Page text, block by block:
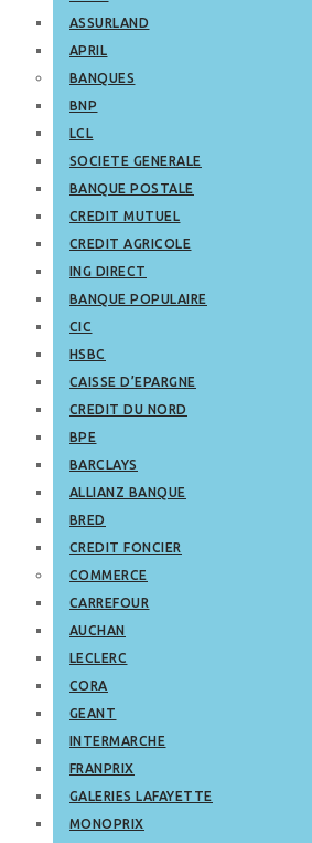
ASSURLAND
APRIL
BANQUES
BNP
LCL
SOCIETE GENERALE
BANQUE POSTALE
CREDIT MUTUEL
CREDIT AGRICOLE
ING DIRECT
BANQUE POPULAIRE
CIC
HSBC
CAISSE D’EPARGNE
CREDIT DU NORD
BPE
BARCLAYS
ALLIANZ BANQUE
BRED
CREDIT FONCIER
COMMERCE
CARREFOUR
AUCHAN
LECLERC
CORA
GEANT
INTERMARCHE
FRANPRIX
GALERIES LAFAYETTE
MONOPRIX